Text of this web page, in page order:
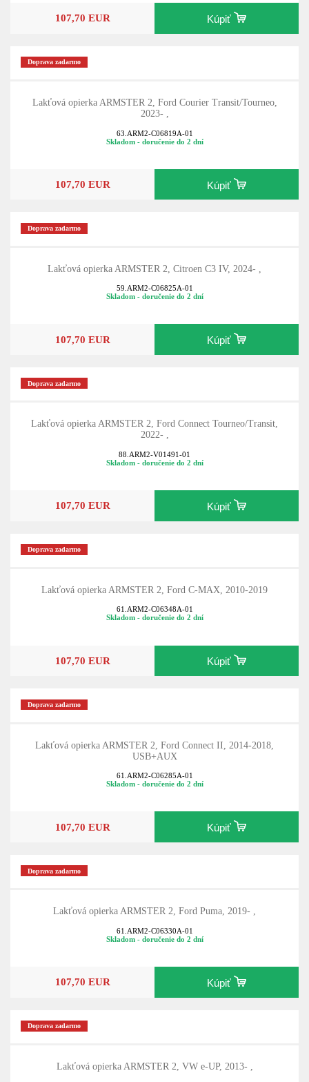
107,70 EUR Kúpiť
Doprava zadarmo
Lakťová opierka ARMSTER 2, Ford Courier Transit/Tourneo,
2023- ,
63.ARM2-C06819A-01
Skladom - doručenie do 2 dní
107,70 EUR Kúpiť
Doprava zadarmo
Lakťová opierka ARMSTER 2, Citroen C3 IV, 2024- ,
59.ARM2-C06825A-01
Skladom - doručenie do 2 dní
107,70 EUR Kúpiť
Doprava zadarmo
Lakťová opierka ARMSTER 2, Ford Connect Tourneo/Transit,
2022- ,
88.ARM2-V01491-01
Skladom - doručenie do 2 dní
107,70 EUR Kúpiť
Doprava zadarmo
Lakťová opierka ARMSTER 2, Ford C-MAX, 2010-2019
61.ARM2-C06348A-01
Skladom - doručenie do 2 dní
107,70 EUR Kúpiť
Doprava zadarmo
Lakťová opierka ARMSTER 2, Ford Connect II, 2014-2018,
USB+AUX
61.ARM2-C06285A-01
Skladom - doručenie do 2 dní
107,70 EUR Kúpiť
Doprava zadarmo
Lakťová opierka ARMSTER 2, Ford Puma, 2019- ,
61.ARM2-C06330A-01
Skladom - doručenie do 2 dní
107,70 EUR Kúpiť
Doprava zadarmo
Lakťová opierka ARMSTER 2, VW e-UP, 2013- ,